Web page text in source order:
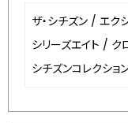
ザ・シチズン / エク
シリーズエイト / ク
シチズンコレクショ